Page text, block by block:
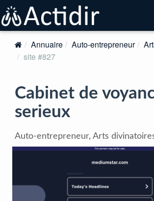
Annuaire Auto-entrepreneur
site #827
Cabinet de
serieux
Auto-entrepreneur, Arts